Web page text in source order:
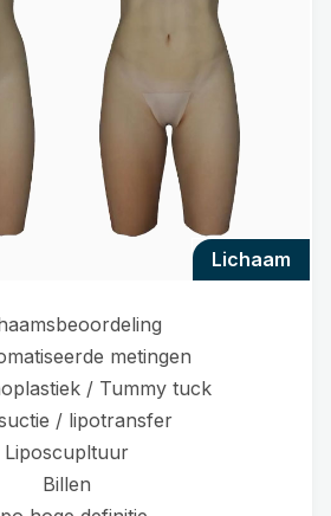
lichaam
metingen
/ Tummy tuck
/ lipotransfer
Liposcupltuur
Billen